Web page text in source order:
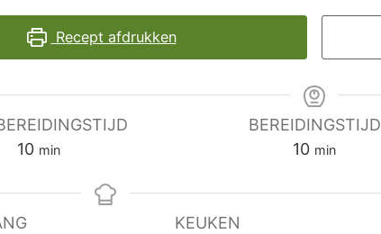
Recept afdrukken
10minuten
min
BEREIDINGSTIJD
10minuten
min
KEUKEN